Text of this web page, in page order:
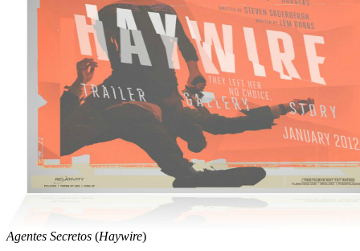
Agentes Secretos (Haywire)